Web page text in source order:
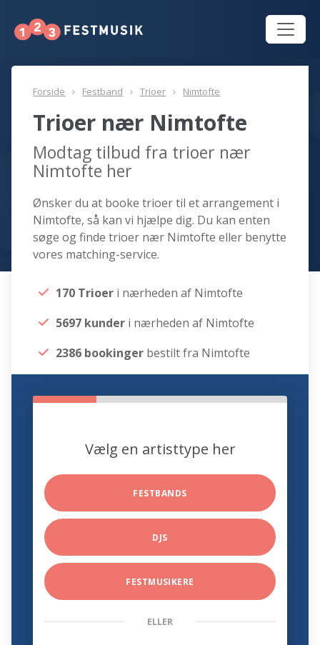
Forside Festband Trioer Nimtofte
Trioer nær Nimtofte
Modtag tilbud fra trioer nær
Nimtofte her
Ønsker du at booke trioer til et arrangement i
Nimtofte, så kan vi hjælpe dig. Du kan enten
søge og finde trioer nær Nimtofte eller benytte
vores matching-service.
170 Trioer i nærheden af Nimtofte
5697 kunder i nærheden af Nimtofte
2386 bookinger bestilt fra Nimtofte
Vælg en artisttype her
FESTBANDS
DJS
FESTMUSIKERE
ELLER